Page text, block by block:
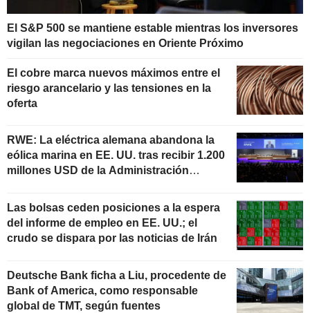
El S&P 500 se mantiene estable mientras los inversores
vigilan las negociaciones en Oriente Próximo
El cobre marca nuevos máximos entre el
riesgo arancelario y las tensiones en la
oferta
RWE: La eléctrica alemana abandona la
eólica marina en EE. UU. tras recibir 1.200
millones USD de la Administración
Las bolsas ceden posiciones a la espera
del informe de empleo en EE. UU.; el
crudo se dispara por las noticias de Irán
Deutsche Bank ficha a Liu, procedente de
Bank of America, como responsable
global de TMT, según fuentes